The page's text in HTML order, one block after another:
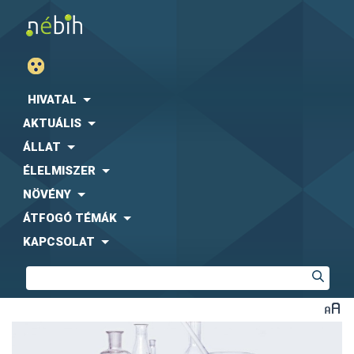
HIVATAL
AKTUÁLIS
ÁLLAT
ÉLELMISZER
NÖVÉNY
ÁTFOGÓ TÉMÁK
KAPCSOLAT